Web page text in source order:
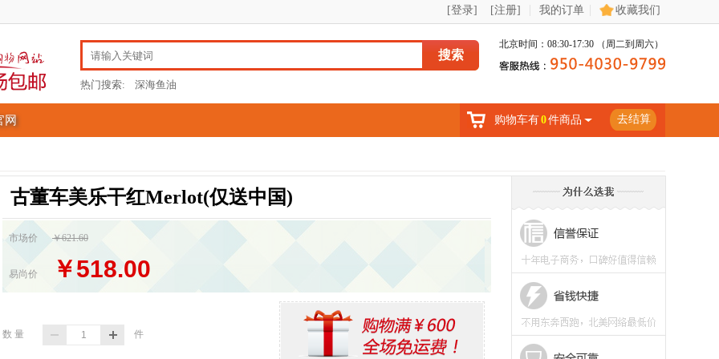
[登录] [注册] 我的订单 收藏我们
搜索
热门搜索: 深海鱼油
北京时间：08:30-17:30 （周二到周六）
网 购物车有0件商品 去结算
古董车美乐干红Merlot(仅送中国)
市场价 ￥621.60
易尚价 ￥518.00
数 量 件